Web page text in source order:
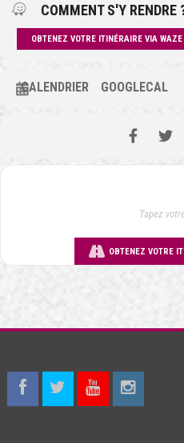
COMMENT S'Y RENDRE
OBTENEZ VOTRE ITINÉRAIRE VIA WAZE
CALENDRIER GOOGLECAL
OBTENEZ VOTRE